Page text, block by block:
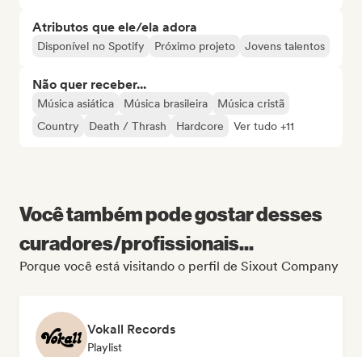
Atributos que ele/ela adora
Disponível no Spotify Próximo projeto Jovens talentos
Não quer receber...
Música asiática Música brasileira
Música cristã
Country
Death / Thrash Hardcore Ver tudo +11
Você também pode gostar desses
curadores/profissionais...
Porque você está visitando o perfil de Sixout Company
Vokall Records
Playlist